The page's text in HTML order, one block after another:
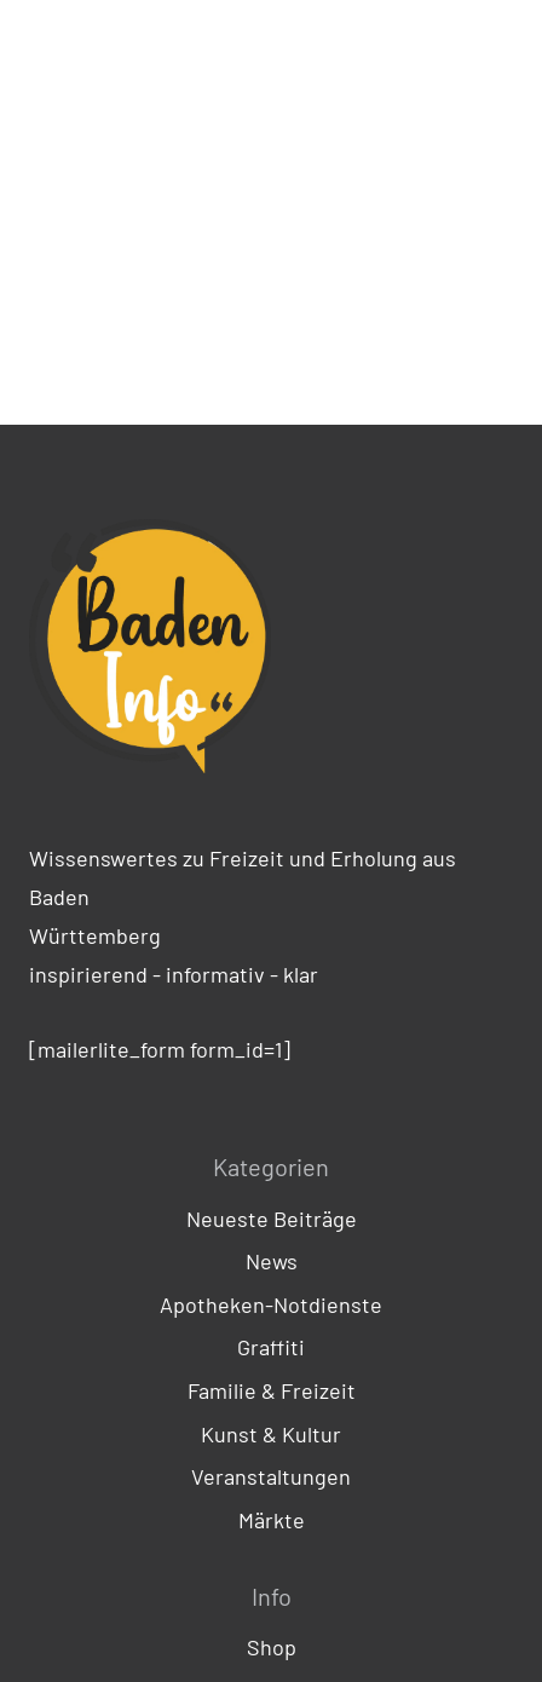
Wissenswertes zu Freizeit und Erholung aus
Baden
Württemberg
inspirierend - informativ - klar
[mailerlite_form form_id=1]
Kategorien
Neueste Beiträge
News
Apotheken-Notdienste
Graffiti
Familie & Freizeit
Kunst & Kultur
Veranstaltungen
Märkte
Info
Shop